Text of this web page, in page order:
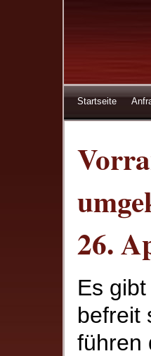
Startseite
26.
Es
befreit
führen